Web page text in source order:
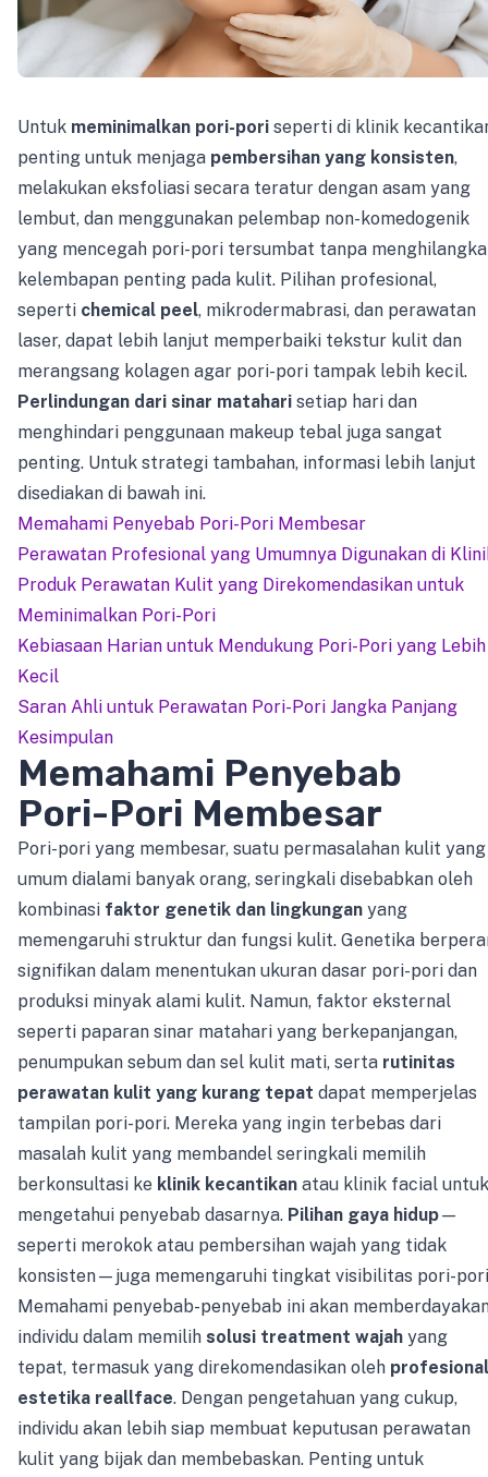
Untuk meminimalkan pori-pori seperti di klinik
penting untuk menjaga pembersihan yang konsisten,
melakukan eksfoliasi secara teratur dengan asam yang
lembut, dan menggunakan pelembap non-komedogenik
yang mencegah pori-pori tersumbat tanpa
kelembapan penting pada kulit. Pilihan profesional,
seperti chemical peel, mikrodermabrasi, dan perawatan
laser, dapat lebih lanjut memperbaiki tekstur kulit dan
merangsang kolagen agar pori-pori tampak lebih kecil.
Perlindungan dari sinar matahari setiap hari dan
menghindari penggunaan makeup tebal juga sangat
penting. Untuk strategi tambahan, informasi lebih lanjut
disediakan di bawah ini.
Memahami Penyebab Pori-Pori Membesar
Perawatan Profesional yang Umumnya Digunakan di
Produk Perawatan Kulit yang Direkomendasikan untuk
Meminimalkan Pori-Pori
Kebiasaan Harian untuk Mendukung Pori-Pori yang Lebih
Kecil
Saran Ahli untuk Perawatan Pori-Pori Jangka Panjang
Kesimpulan
Memahami Penyebab
Pori-Pori Membesar
Pori-pori yang membesar, suatu permasalahan kulit yang
umum dialami banyak orang, seringkali disebabkan oleh
kombinasi faktor genetik dan lingkungan yang
memengaruhi struktur dan fungsi kulit. Genetika
signifikan dalam menentukan ukuran dasar pori-pori dan
produksi minyak alami kulit. Namun, faktor eksternal
seperti paparan sinar matahari yang berkepanjangan,
penumpukan sebum dan sel kulit mati, serta rutinitas
perawatan kulit yang kurang tepat dapat memperjelas
tampilan pori-pori. Mereka yang ingin terbebas dari
masalah kulit yang membandel seringkali memilih
berkonsultasi ke klinik kecantikan atau klinik facial untuk
mengetahui penyebab dasarnya. Pilihan gaya hidup—
seperti merokok atau pembersihan wajah yang tidak
konsisten—juga memengaruhi tingkat visibilitas pori-
Memahami penyebab-penyebab ini akan
individu dalam memilih solusi treatment wajah yang
tepat, termasuk yang direkomendasikan oleh profesional
estetika reallface. Dengan pengetahuan yang cukup,
individu akan lebih siap membuat keputusan perawatan
kulit yang bijak dan membebaskan. Penting untuk